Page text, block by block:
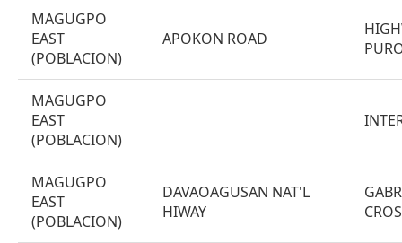
MAGUGPO
EAST
(POBLACION)
APOKON ROAD
MAGUGPO
EAST
(POBLACION)
MAGUGPO
EAST
(POBLACION)
DAVAOAGUSAN NAT'L
HIWAY